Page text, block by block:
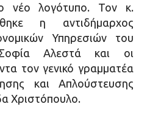
νέο λογότυπο. Τον κ.
η αντιδήμαρχος
Υπηρεσιών του
Αλεστά και οι
τον γενικό γραμματέα
και Απλούστευσης
Χριστόπουλο.